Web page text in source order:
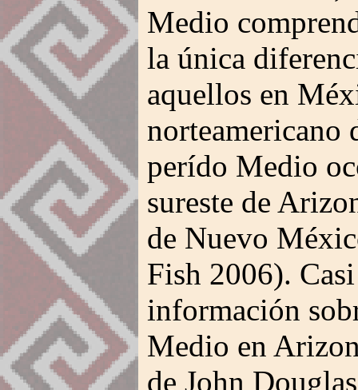
Medio
la única
aquellos en
norteamericano
perído Medio
sureste de
de Nuevo
Fish 2006).
información
Medio en
de John